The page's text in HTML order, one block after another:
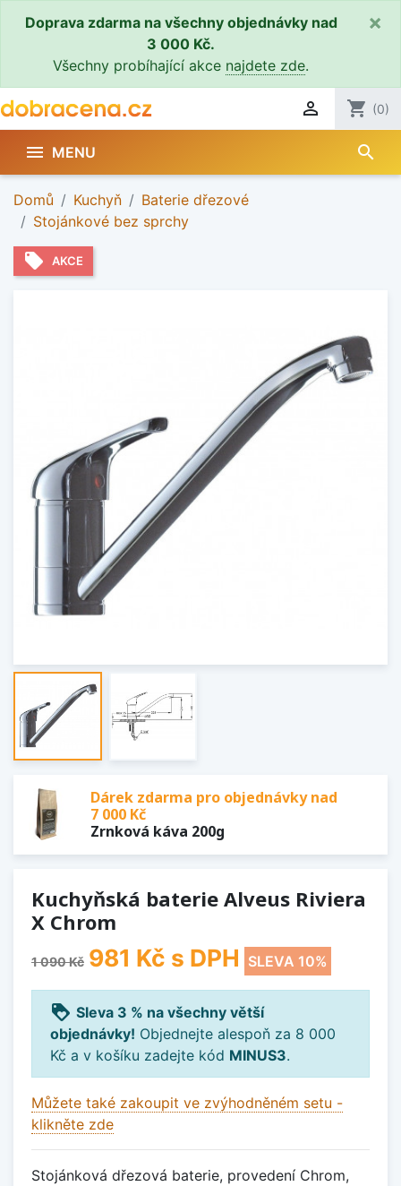
Doprava zdarma na všechny objednávky nad
3 000 Kč.
Všechny probíhající akce najdete zde.
×
 shopping_cart (0)
 MENU search
Domů Kuchyň
Baterie dřezové
Stojánkové bez sprchy
local_offer AKCE
Dárek zdarma pro objednávky nad
7 000 Kč
Zrnková káva 200g
Kuchyňská baterie Alveus Riviera
X Chrom
1 090 Kč 981 Kč s DPH SLEVA 10%
loyalty Sleva 3 % na všechny větší
objednávky! Objednejte alespoň za 8 000
Kč a v košíku zadejte kód MINUS3.
Můžete také zakoupit ve zvýhodněném setu -
klikněte zde
Stojánková dřezová baterie, provedení Chrom,